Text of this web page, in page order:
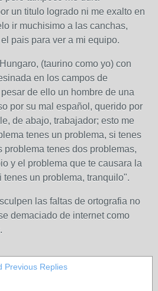
un titulo logrado ni me exalto en
ir muchisimo a las canchas,
pais para ver a mi equipo.
(taurino como yo) con
en los campos de
de ello un hombre de una
por su mal español, querido por
de abajo, trabajador; esto me
tenes un problema, si tenes
problema tenes dos problemas,
y el problema que te causara la
tenes un problema, tranquilo".
las faltas de ortografia no
demaciado de internet como
Previous Replies